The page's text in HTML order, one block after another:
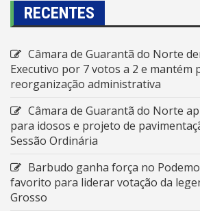
RECENTES
Câmara de Guarantã do Norte
Executivo por 7 votos a 2 e mantém
reorganização administrativa
Câmara de Guarantã do Norte
para idosos e projeto de
Sessão Ordinária
Barbudo ganha força no
favorito para liderar votação da
Grosso